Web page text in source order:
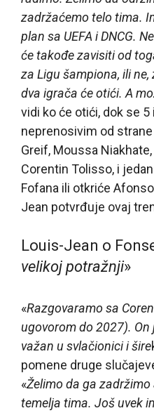
zadržaćemo telo tima.
plan sa UEFA i DNCG.
će takođe zavisiti od
za Ligu šampiona, ili
dva igrača će otići. A
vidi ko će otići, dok se 5
neprenosivim od
Greif, Moussa
Corentin Tolisso, i
Fofana ili otkriće
Jean potvrđuje ovaj
Louis-Jean o
velikoj potražnji»
«Razgovaramo sa
ugovorom do 2027). On
važan u svlačionici i šire
pomene druge
«Želimo da ga
temelja tima. Još uvek